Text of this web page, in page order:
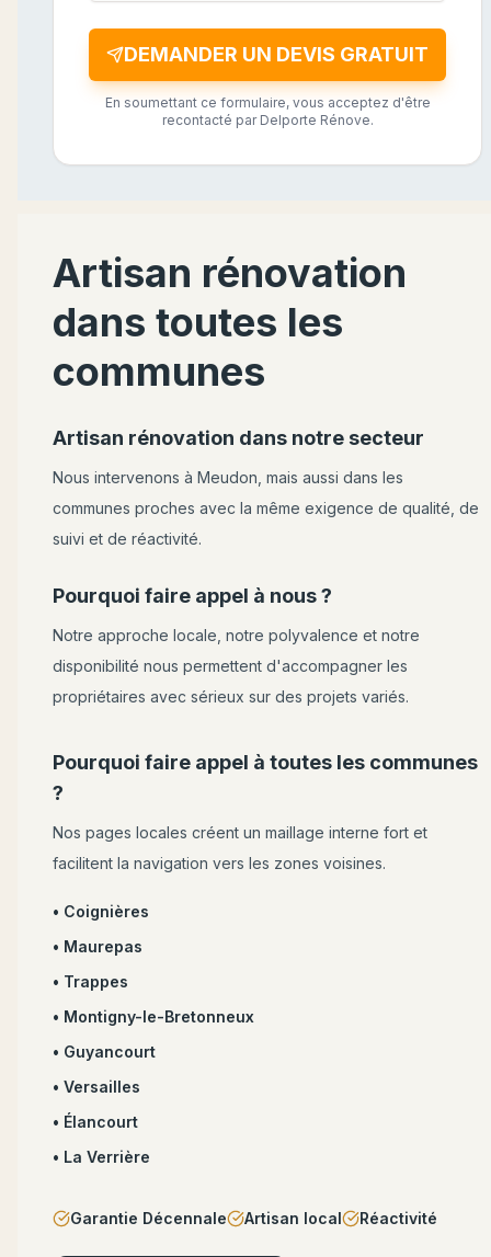
DEMANDER UN DEVIS GRATUIT
En soumettant ce formulaire, vous acceptez d'être
recontacté par Delporte Rénove.
Artisan rénovation
dans toutes les
communes
Artisan rénovation dans notre secteur
Nous intervenons à Meudon , mais aussi dans les
communes proches avec la même exigence de qualité, de
suivi et de réactivité.
Pourquoi faire appel à nous ?
Notre approche locale, notre polyvalence et notre
disponibilité nous permettent d'accompagner les
propriétaires avec sérieux sur des projets variés.
Pourquoi faire appel à toutes les communes
?
Nos pages locales créent un maillage interne fort et
facilitent la navigation vers les zones voisines.
• Coignières
• Maurepas
• Trappes
• Montigny-le-Bretonneux
• Guyancourt
• Versailles
• Élancourt
• La Verrière
Garantie Décennale Artisan local Réactivité